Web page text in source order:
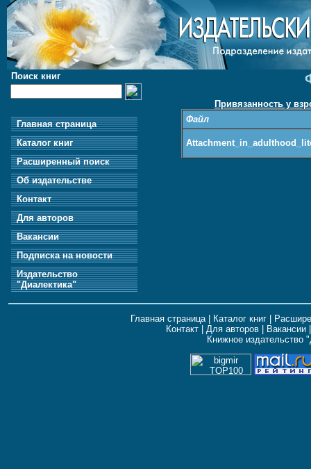
Поиск книг
Главная страница
Каталог книг
Расширенный поиск
Об издательстве
Контакт
Для авторов
Вакансии
Подписка на новости
Издательство
"Диалектика"
Привязанность у
Файл
Главная страница| Каталог книг|
Контакт |Для авторов Вакансии
Книжное издательство